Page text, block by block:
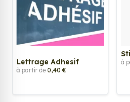
Lettrage Adhesif
à partir de 0,40 €
à